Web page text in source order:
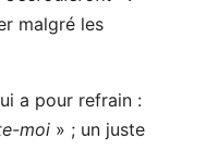
malgré les
a pour refrain :
moi » ; un juste